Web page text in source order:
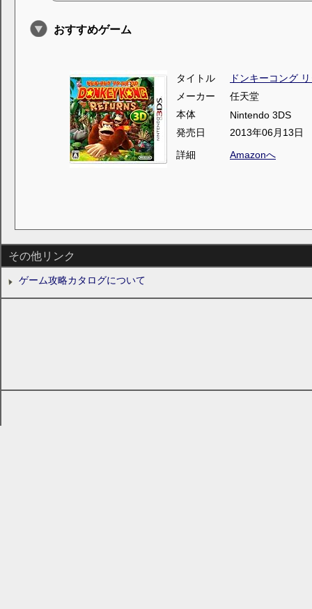
おすすめゲーム
タイトル
ドンキーコング
メーカー
任天堂
本体
Nintendo 3DS
発売日
2013年06月13日
詳細
Amazonへ
その他リンク
ゲーム攻略カタログについて